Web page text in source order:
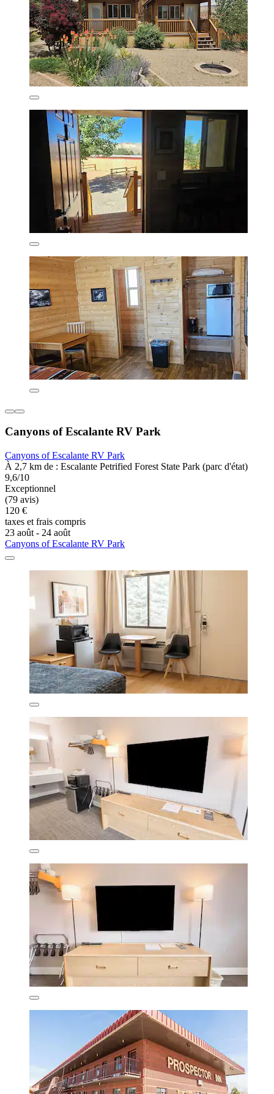
Canyons of Escalante RV Park
Canyons of Escalante RV Park
À 2,7 km de : Escalante Petrified Forest State Park (parc d'état)
9,6/10
Exceptionnel
(79 avis)
120 €
taxes et frais compris
23 août - 24 août
Canyons of Escalante RV Park